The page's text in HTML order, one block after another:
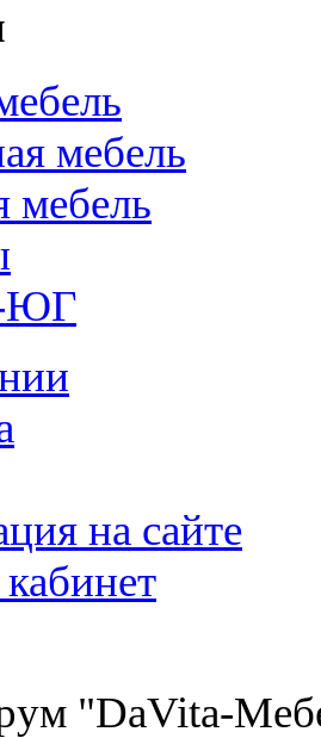
мебель
мебель
ЮГ
на сайте
"DaVita-